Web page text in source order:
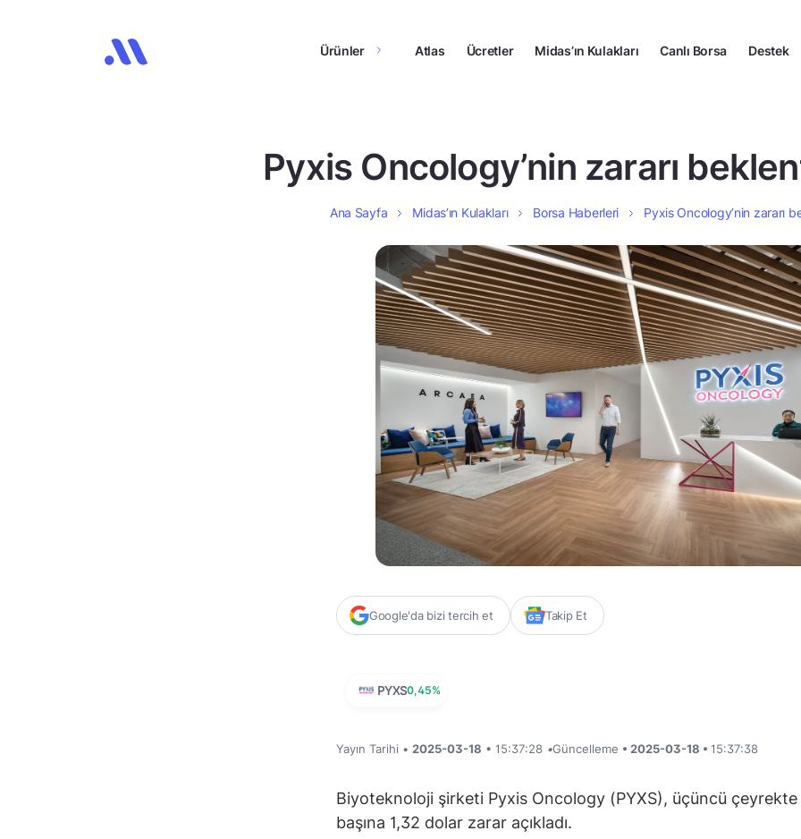
Ürünler Atlas Ücretler Midas’ın Kulakları Canlı Borsa Destek
Pyxis Oncology’nin zararı
Ana Sayfa Midas’ın Kulakları Borsa Haberleri Pyxis Oncology’nin zararı
Google'da bizi tercih et Takip Et
PYXS0,45%
Yayın Tarihi • 2025-03-18 • 15:37:28 •Güncelleme • 2025-03-18 • 15:37:38
Biyoteknoloji şirketi Pyxis Oncology (PYXS), üçüncü çeyrekte
başına 1,32 dolar zarar açıkladı.